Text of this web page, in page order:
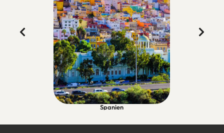
Spanien